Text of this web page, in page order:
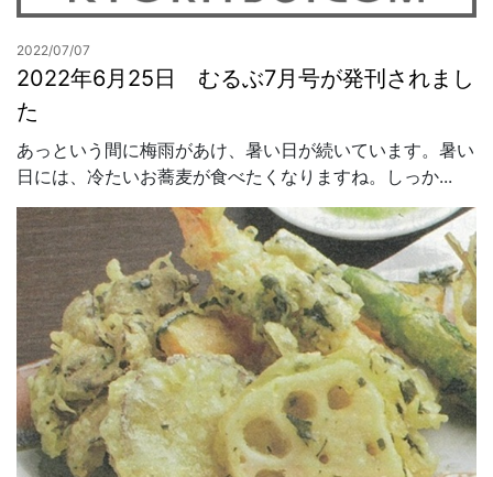
2022/07/07
2022年6月25日 むるぶ7月号が発刊されまし
た
あっという間に梅雨があけ、暑い日が続いています。暑い
日には、冷たいお蕎麦が食べたくなりますね。しっか...